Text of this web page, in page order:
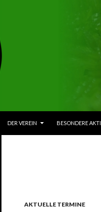
DER VEREIN
BESONDERE
AKTUELLE TERMINE